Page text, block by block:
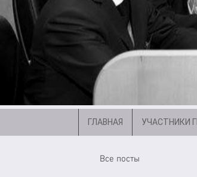
Все посты
ГЛАВНАЯ УЧАСТНИКИ